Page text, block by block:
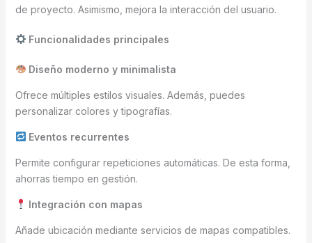
de proyecto. Asimismo, mejora la interacción del usuario.
Funcionalidades principales
Diseño moderno y minimalista
Ofrece múltiples estilos visuales. Además, puedes
personalizar colores y tipografías.
Eventos recurrentes
Permite configurar repeticiones automáticas. De esta forma,
ahorras tiempo en gestión.
Integración con mapas
Añade ubicación mediante servicios de mapas compatibles.